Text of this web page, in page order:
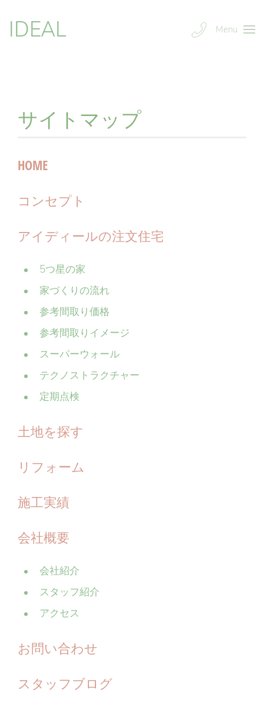
IDEAL Menu
サイトマップ
HOME
コンセプト
アイディールの注文住宅
5つ星の家
家づくりの流れ
参考間取り価格
参考間取りイメージ
スーパーウォール
テクノストラクチャー
定期点検
土地を探す
リフォーム
施工実績
会社概要
会社紹介
スタッフ紹介
アクセス
お問い合わせ
スタッフブログ